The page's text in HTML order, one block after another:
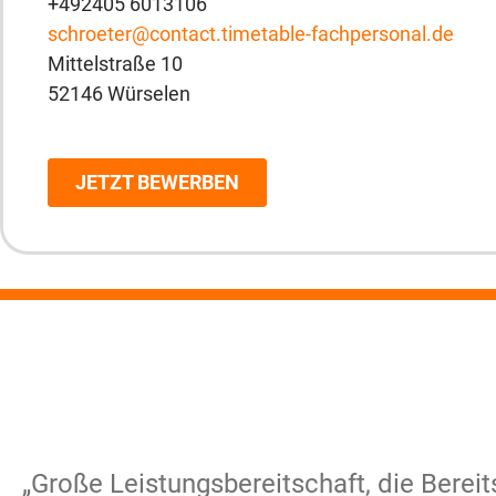
schroeter@contact.timetable-fachpersonal.de
Mittelstraße 10
52146 Würselen
JETZT BEWERBEN
„Große Leistungsbereitschaft, die
„Große Leistungsbereitschaft, die